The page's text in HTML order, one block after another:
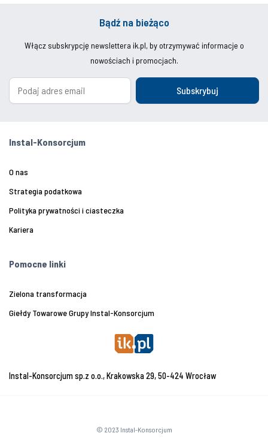
Bądź na bieżąco
Włącz subskrypcję newslettera ik.pl, by otrzymywać informacje o
nowościach i promocjach.
Subskrybuj
Instal-Konsorcjum
O nas
Strategia podatkowa
Polityka prywatności i ciasteczka
Kariera
Pomocne linki
Zielona transformacja
Giełdy Towarowe Grupy Instal-Konsorcjum
Instal-Konsorcjum sp.z o.o., Krakowska 29, 50-424 Wrocław
© 2023 Instal-Konsorcjum